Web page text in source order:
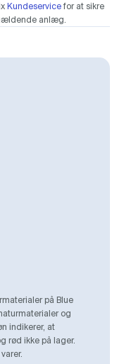
Kundeservice for at sikre
anlæg.
på Blue
og
indikerer, at
rød ikke på lager.